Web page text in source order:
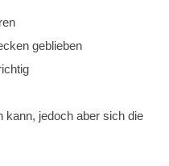
geblieben
kann, jedoch aber sich die